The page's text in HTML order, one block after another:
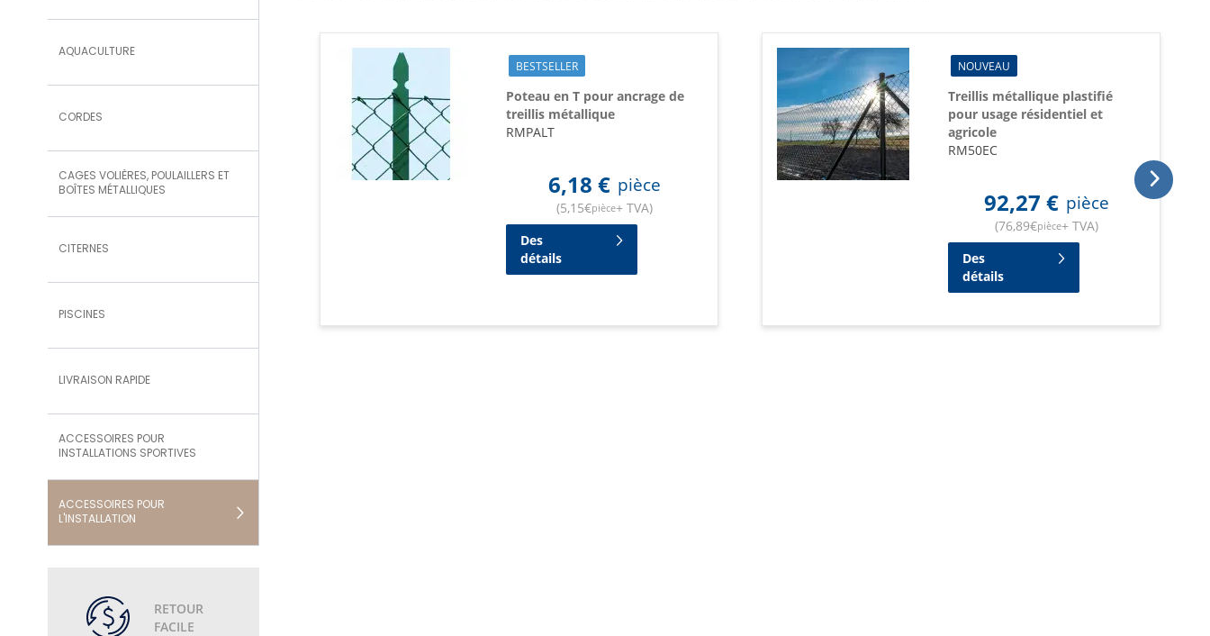
AQUACULTURE
CORDES
CAGES VOLIÈRES, POULAILLERS ET
BOÎTES MÉTALLIQUES
CITERNES
PISCINES
LIVRAISON RAPIDE
ACCESSOIRES POUR
INSTALLATIONS SPORTIVES
ACCESSOIRES POUR
L'INSTALLATION
RETOUR
FACILE
BESTSELLER
Poteau en T pour ancrage de
treillis métallique
RMPALT
6,18 € pièce
(5,15€pièce+ TVA)
Des
détails
NOUVEAU
Treillis métallique plastifié
pour usage résidentiel et
agricole
RM50EC
92,27 € pièce
(76,89€pièce+ TVA)
Des
détails